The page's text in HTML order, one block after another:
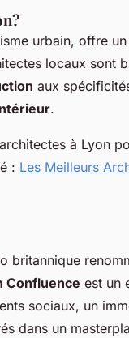
urbain, offre
locaux sont
aux
.
à Lyon
: Les Meilleurs
britannique
Confluence est un
sociaux, un
dans un